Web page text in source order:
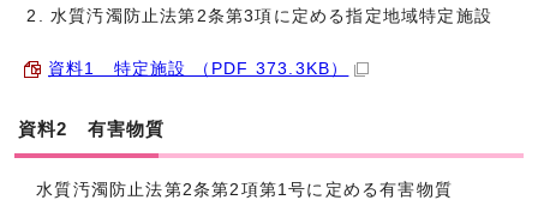
水質汚濁防止法第2条第3項に定める指定地域特定施設
資料1 特定施設 （PDF 373.3KB）
資料2 有害物質
水質汚濁防止法第2条第2項第1号に定める有害物質